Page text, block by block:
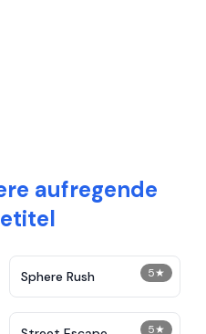
aufregende
5★
Sphere Rush
5★